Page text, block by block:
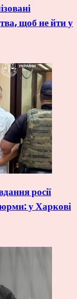
щоб не йти у
росії
у Харкові